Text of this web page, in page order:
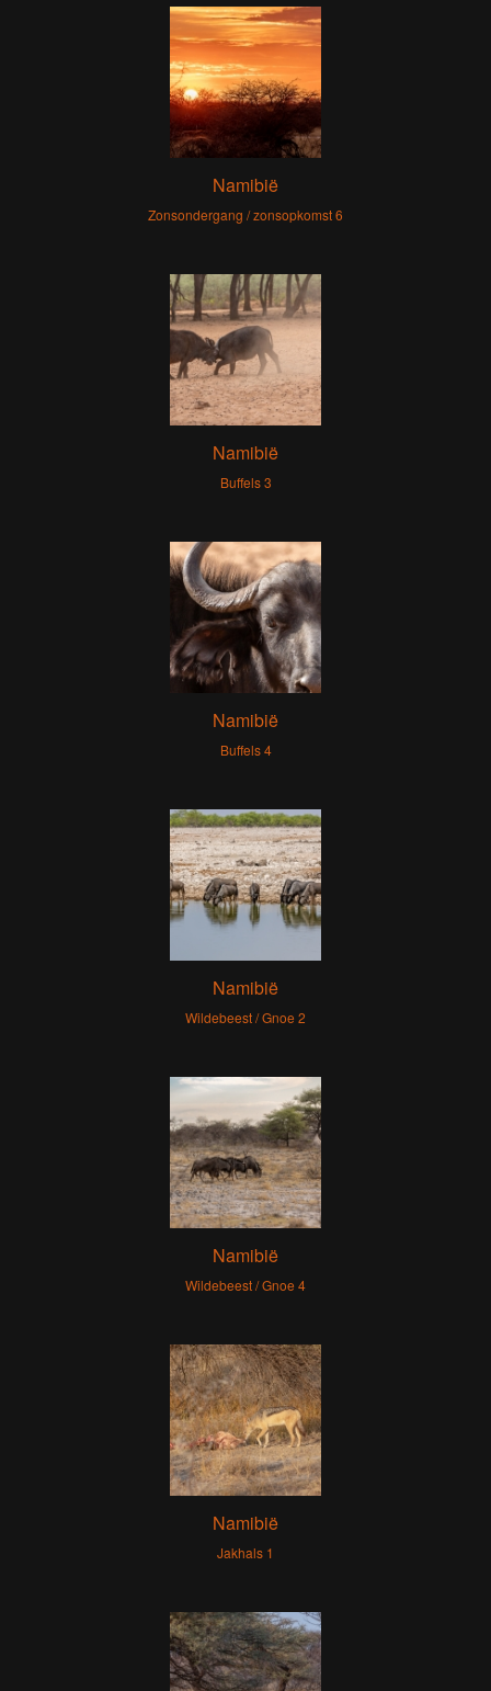
Namibië
Zonsondergang / zonsopkomst 6
Namibië
Buffels 3
Namibië
Buffels 4
Namibië
Wildebeest / Gnoe 2
Namibië
Wildebeest / Gnoe 4
Namibië
Jakhals 1